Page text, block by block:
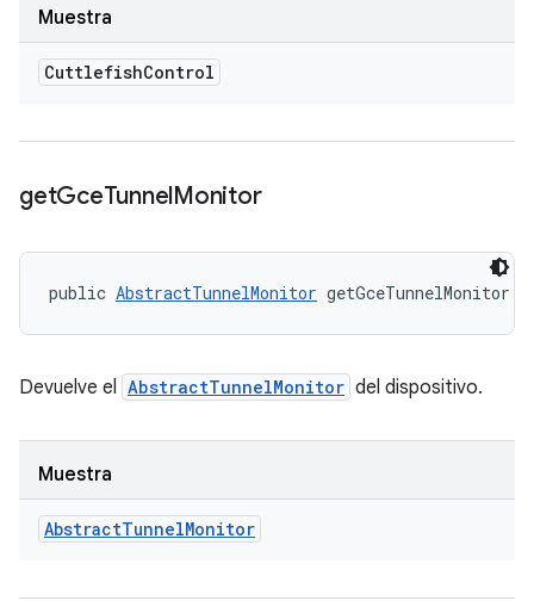
Muestra
CuttlefishControl
getGceTunnelMonitor
public AbstractTunnelMonitor getGceTunnelMonitor
Devuelve el AbstractTunnelMonitor del dispositivo.
Muestra
AbstractTunnelMonitor